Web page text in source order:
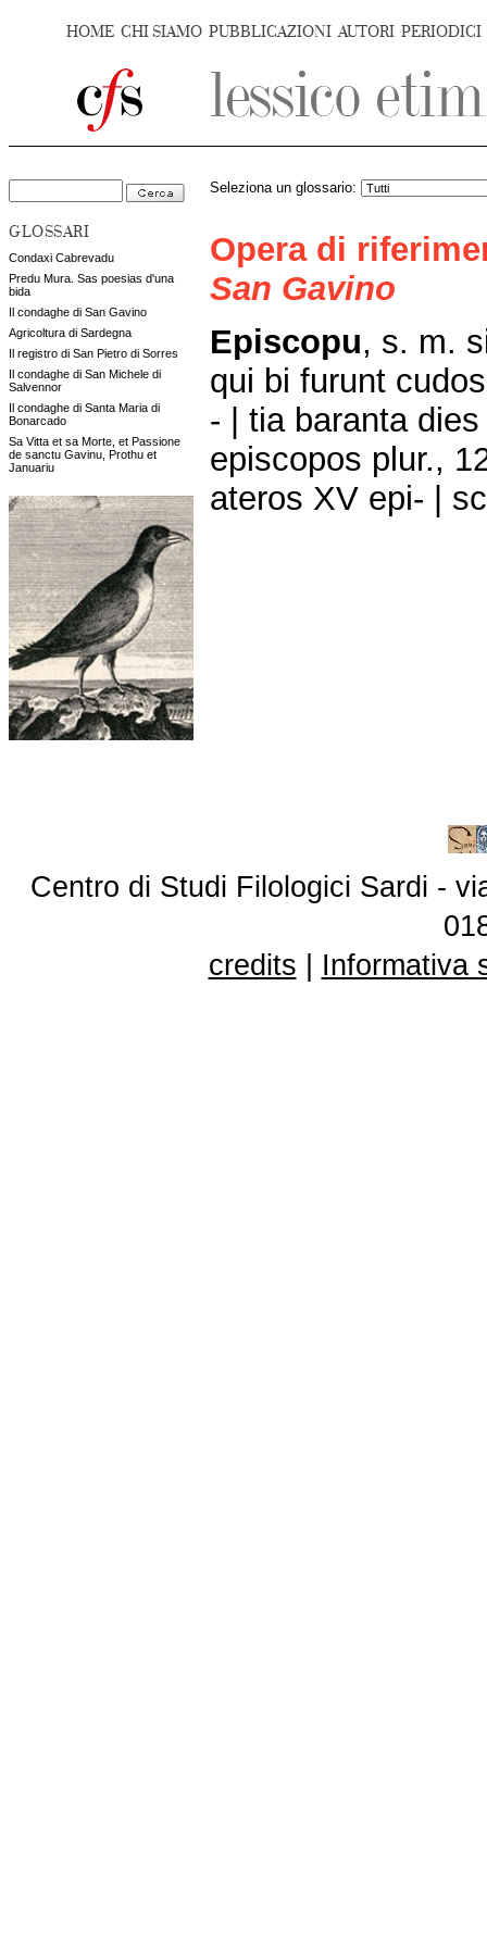
HOME CHI SIAMO PUBBLICAZIONI AUTORI PERIODICI
GLOSSARI
Condaxi Cabrevadu
Predu Mura. Sas poesias d'una
bida
Il condaghe di San Gavino
Agricoltura di Sardegna
Il registro di San Pietro di Sorres
Il condaghe di San Michele di
Salvennor
Il condaghe di Santa Maria di
Bonarcado
Sa Vitta et sa Morte, et Passione
de sanctu Gavinu, Prothu et
Januariu
Seleziona un glossario:
Opera di
San Gavino
Episcopu, s. m.
qui bi furunt
- | tia baranta
episcopos plur.,
ateros XV epi- |
Centro di Studi Filologici Sardi -
credits
Informativa